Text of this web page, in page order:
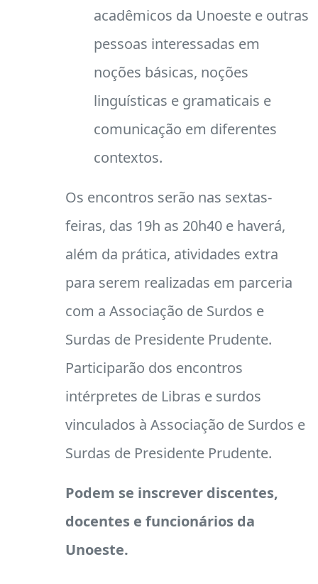
acadêmicos da Unoeste e outras
pessoas interessadas em
noções básicas, noções
linguísticas e gramaticais e
comunicação em diferentes
contextos.
Os encontros serão nas sextas-
feiras, das 19h as 20h40 e haverá,
além da prática, atividades extra
para serem realizadas em parceria
com a Associação de Surdos e
Surdas de Presidente Prudente.
Participarão dos encontros
intérpretes de Libras e surdos
vinculados à Associação de Surdos e
Surdas de Presidente Prudente.
Podem se inscrever discentes,
docentes e funcionários da
Unoeste.